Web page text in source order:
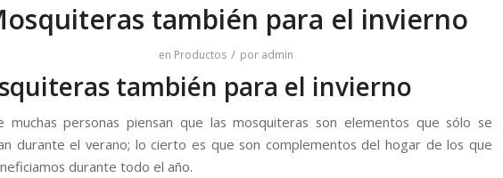
también para el invierno
en Productos / por admin
también para el invierno
muchas personas piensan que las mosquiteras son elementos que sólo se
durante el verano; lo cierto es que son complementos del hogar de los que
durante todo el año.